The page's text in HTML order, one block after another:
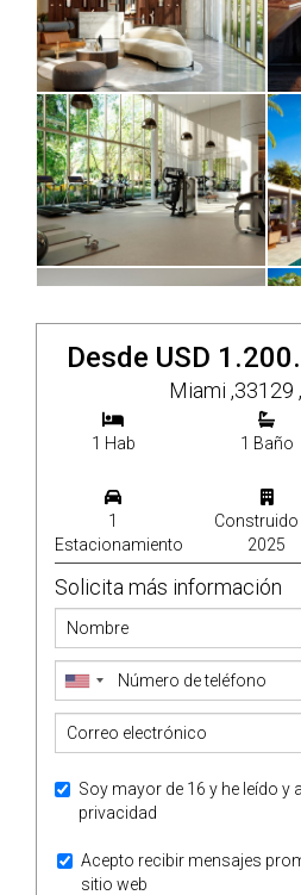
Desde USD
Miami ,33129
1 Hab 1 Baño
1
Estacionamiento
Construido
2025
Solicita más información
Soy mayor de 16 y he leído y
privacidad
Acepto recibir mensajes
sitio web